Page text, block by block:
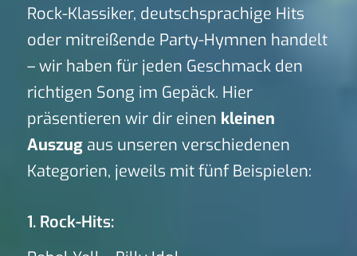
Rock-Klassiker, deutschsprachige Hits
oder mitreißende Party-Hymnen handelt
– wir haben für jeden Geschmack den
richtigen Song im Gepäck. Hier
präsentieren wir dir einen kleinen
Auszugaus unseren verschiedenen
Kategorien, jeweils mit fünf Beispielen:
1. Rock-Hits: